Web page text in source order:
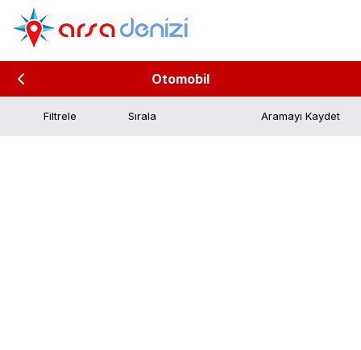
Otomobil
Filtrele Aramayı Kaydet